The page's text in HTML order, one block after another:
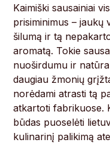
Kaimiški sausainiai
prisiminimus – jaukų
šilumą ir tą
aromatą. Tokie
nuoširdumu ir
daugiau žmonių
norėdami atrasti tą
atkartoti fabrikuose.
būdas puoselėti
kulinarinį palikimą